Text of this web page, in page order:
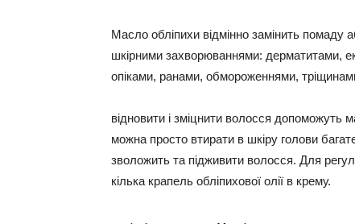
Масло обліпихи відмінно замінить помаду
шкірними захворюваннями: дерматитами,
опіками, ранами, обмороженнями,
відновити і зміцнити волосся допоможуть
можна просто втирати в шкіру голови
зволожить та підживити волосся. Для
кілька крапель обліпихової олії в крему.